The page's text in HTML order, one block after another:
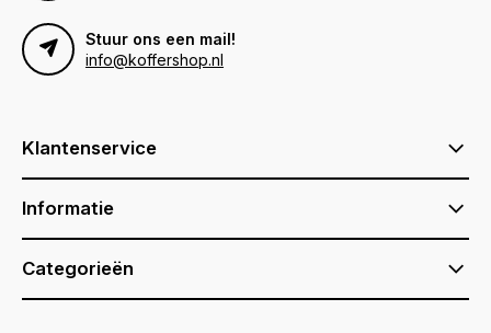
Stuur ons een mail!
info@koffershop.nl
Klantenservice
Informatie
Categorieën